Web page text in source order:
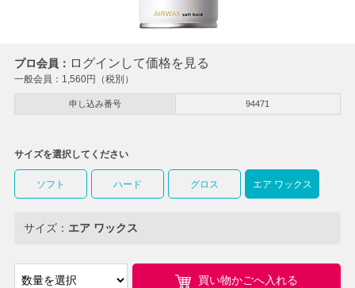
プロ会員： ログインして価格を見る
一般会員： 1,560円（税別）
申し込み番号 94471
サイズを選択してください
ソフト ハード グロス エア ワックス
サイズ： エア ワックス
買い物かごへ入れる